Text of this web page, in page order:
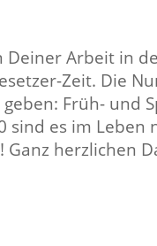
Arbeit in
Zeit. Die
Früh- und
sind es im Leben
Ganz herzlichen